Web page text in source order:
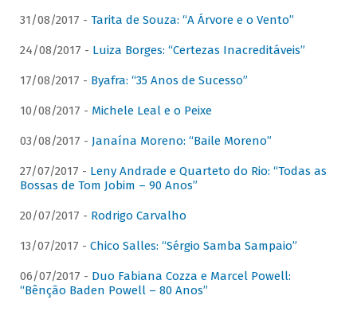
31/08/2017 - Tarita de Souza: “A Árvore e o Vento”
24/08/2017 - Luiza Borges: “Certezas Inacreditáveis”
17/08/2017 - Byafra: “35 Anos de Sucesso”
10/08/2017 - Michele Leal e o Peixe
03/08/2017 - Janaína Moreno: “Baile Moreno”
27/07/2017 - Leny Andrade e Quarteto do Rio: “Todas as
Bossas de Tom Jobim – 90 Anos”
20/07/2017 - Rodrigo Carvalho
13/07/2017 - Chico Salles: “Sérgio Samba Sampaio”
06/07/2017 - Duo Fabiana Cozza e Marcel Powell:
“Bênção Baden Powell – 80 Anos”